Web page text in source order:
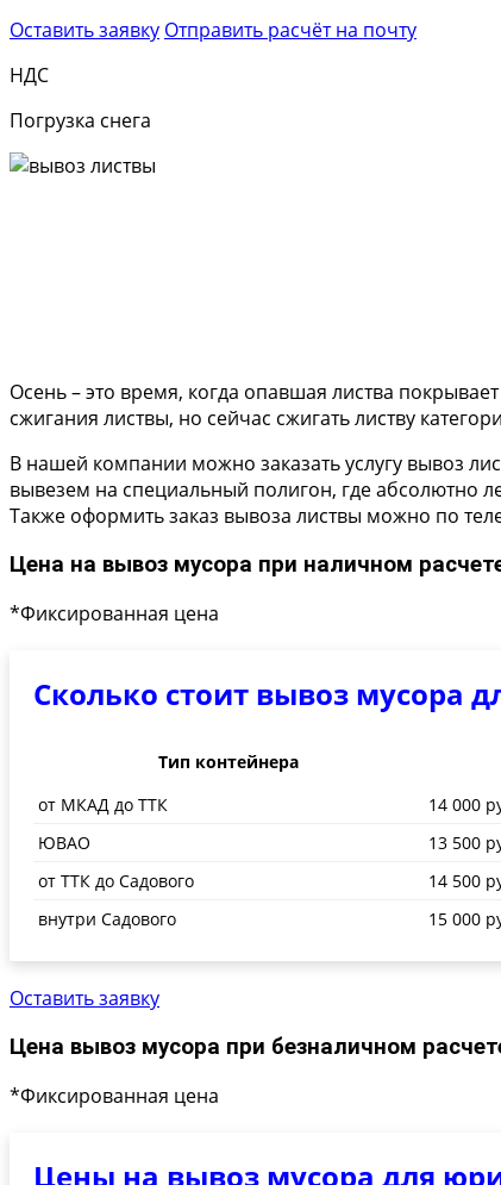
Оставить заявку Отправить расчёт на почту
НДС
Погрузка снега
Осень – это время, когда опавшая листва
сжигания листвы, но сейчас сжигать листву
В нашей компании можно заказать услугу вывоз
вывезем на специальный полигон, где абсолютно
Также оформить заказ вывоза листвы можно по
Цена на вывоз мусора при наличном
*Фиксированная цена
Сколько стоит вывоз мусора
Тип контейнера
от МКАД до ТТК 14 000
ЮВАО
13 500
от ТТК до Садового
14 500
внутри Садового
15 000
Оставить заявку
Цена вывоз мусора при безналичном
*Фиксированная цена
Цены на вывоз мусора для